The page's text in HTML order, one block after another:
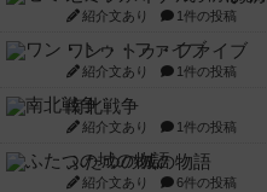
紹介文あり 1件の投稿
ワン・トゥ・ファイブ
紹介文あり 1件の投稿
南北戦争
紹介文あり 1件の投稿
ふたつの城の物語
紹介文あり 6件の投稿